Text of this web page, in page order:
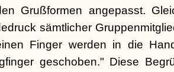
Grußformen angepasst.
sämtlicher
Finger werden in die
geschoben." Diese